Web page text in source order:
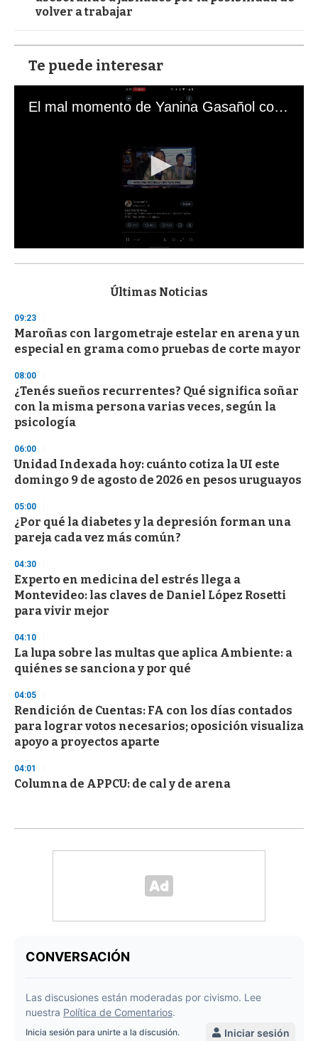
volver a trabajar
Te puede interesar
El mal momento de Yanina Gasañol con un hincha argentino en "Subrayado"
s
d
s
o
f
3
s
e
c
o
d
s
Últimas Noticias
09:23
Maroñas con largometraje estelar en arena y un
especial en grama como pruebas de corte mayor
08:00
¿Tenés sueños recurrentes? Qué significa soñar
con la misma persona varias veces, según la
psicología
06:00
Unidad Indexada hoy: cuánto cotiza la UI este
domingo 9 de agosto de 2026 en pesos uruguayos
05:00
¿Por qué la diabetes y la depresión forman una
pareja cada vez más común?
04:30
Experto en medicina del estrés llega a
Montevideo: las claves de Daniel López Rosetti
para vivir mejor
04:10
La lupa sobre las multas que aplica Ambiente: a
quiénes se sanciona y por qué
04:05
Rendición de Cuentas: FA con los días contados
para lograr votos necesarios; oposición visualiza
apoyo a proyectos aparte
04:01
Columna de APPCU: de cal y de arena